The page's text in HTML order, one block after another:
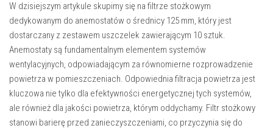
W dzisiejszym artykule skupimy się na filtrze stożkowym
dedykowanym do anemostatów o średnicy 125 mm, który jest
dostarczany z zestawem uszczelek zawierającym 10 sztuk.
Anemostaty są fundamentalnym elementem systemów
wentylacyjnych, odpowiadającym za równomierne rozprowadzenie
powietrza w pomieszczeniach. Odpowiednia filtracja powietrza jest
kluczowa nie tylko dla efektywności energetycznej tych systemów,
ale również dla jakości powietrza, którym oddychamy. Filtr stożkowy
stanowi barierę przed zanieczyszczeniami, co przyczynia się do